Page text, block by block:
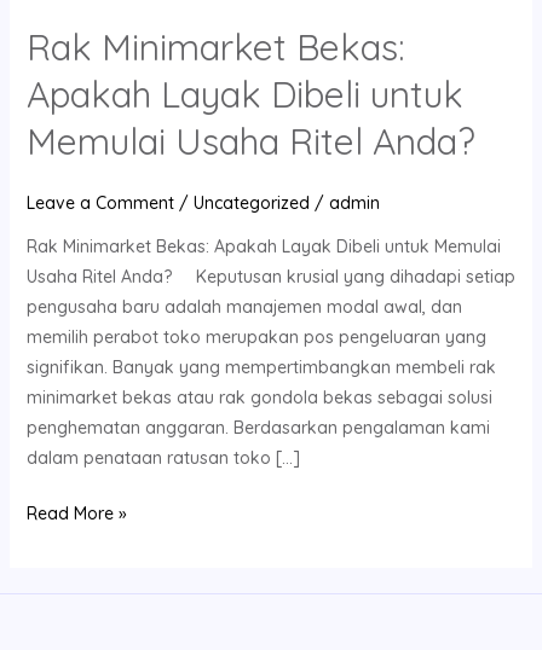
Rak Minimarket Bekas:
Apakah Layak Dibeli untuk
Memulai Usaha Ritel Anda?
Leave a Comment / Uncategorized / admin
Rak Minimarket Bekas: Apakah Layak Dibeli untuk Memulai
Usaha Ritel Anda? Keputusan krusial yang dihadapi setiap
pengusaha baru adalah manajemen modal awal, dan
memilih perabot toko merupakan pos pengeluaran yang
signifikan. Banyak yang mempertimbangkan membeli rak
minimarket bekas atau rak gondola bekas sebagai solusi
penghematan anggaran. Berdasarkan pengalaman kami
dalam penataan ratusan toko […]
Rak
Minimarket
Bekas:
Apakah
Layak
Memulai
Usaha
Ritel
Anda?
Read More »